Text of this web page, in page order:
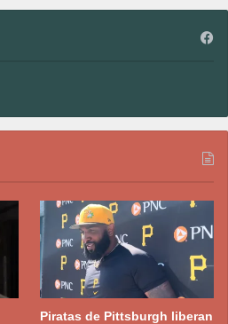
Piratas de Pittsburgh liberan